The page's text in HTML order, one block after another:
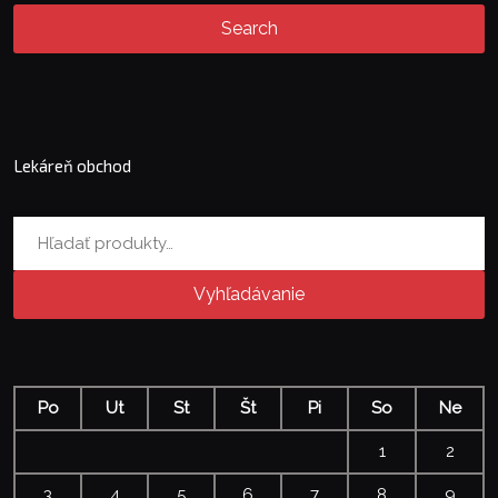
Lekáreň obchod
Vyhľadávanie
Po Ut St Št Pi So Ne
1 2